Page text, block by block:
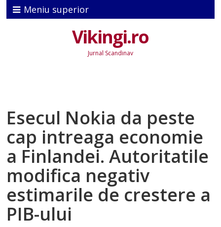
Meniu superior
Vikingi.ro
Jurnal Scandinav
Esecul Nokia da peste
cap intreaga economie
a Finlandei. Autoritatile
modifica negativ
estimarile de crestere a
PIB-ului